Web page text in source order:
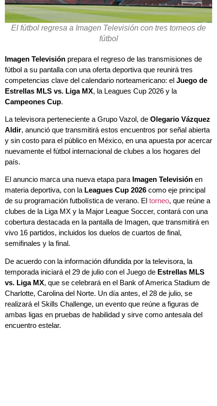
El fútbol regresa a Imagen Televisión con tres torneos de
fútbol
Imagen Televisión prepara el regreso de las transmisiones de
fútbol a su pantalla con una oferta deportiva que reunirá tres
competencias clave del calendario norteamericano: el Juego de
Estrellas MLS vs. Liga MX, la Leagues Cup 2026 y la
Campeones Cup.
La televisora perteneciente a Grupo Vazol, de Olegario Vázquez
Aldir, anunció que transmitirá estos encuentros por señal abierta
y sin costo para el público en México, en una apuesta por acercar
nuevamente el fútbol internacional de clubes a los hogares del
país.
El anuncio marca una nueva etapa para Imagen Televisión en
materia deportiva, con la Leagues Cup 2026 como eje principal
de su programación futbolística de verano. El torneo, que reúne a
clubes de la Liga MX y la Major League Soccer, contará con una
cobertura destacada en la pantalla de Imagen, que transmitirá en
vivo 16 partidos, incluidos los duelos de cuartos de final,
semifinales y la final.
De acuerdo con la información difundida por la televisora, la
temporada iniciará el 29 de julio con el Juego de Estrellas MLS
vs. Liga MX, que se celebrará en el Bank of America Stadium de
Charlotte, Carolina del Norte. Un día antes, el 28 de julio, se
realizará el Skills Challenge, un evento que reúne a figuras de
ambas ligas en pruebas de habilidad y sirve como antesala del
encuentro estelar.